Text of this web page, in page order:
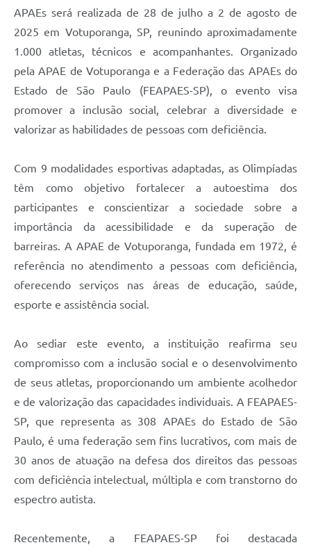
APAEs será realizada de 28 de julho a 2 de agosto de
2025 em Votuporanga, SP, reunindo aproximadamente
1.000 atletas, técnicos e acompanhantes. Organizado
pela APAE de Votuporanga e a Federação das APAEs do
Estado de São Paulo (FEAPAES-SP), o evento visa
promover a inclusão social, celebrar a diversidade e
valorizar as habilidades de pessoas com deficiência.
Com 9 modalidades esportivas adaptadas, as Olimpíadas
têm como objetivo fortalecer a autoestima dos
participantes e conscientizar a sociedade sobre a
importância da acessibilidade e da superação de
barreiras. A APAE de Votuporanga, fundada em 1972, é
referência no atendimento a pessoas com deficiência,
oferecendo serviços nas áreas de educação, saúde,
esporte e assistência social.
Ao sediar este evento, a instituição reafirma seu
compromisso com a inclusão social e o desenvolvimento
de seus atletas, proporcionando um ambiente acolhedor
e de valorização das capacidades individuais. A FEAPAES-
SP, que representa as 308 APAEs do Estado de São
Paulo, é uma federação sem fins lucrativos, com mais de
30 anos de atuação na defesa dos direitos das pessoas
com deficiência intelectual, múltipla e com transtorno do
espectro autista.
Recentemente, a FEAPAES-SP foi destacada